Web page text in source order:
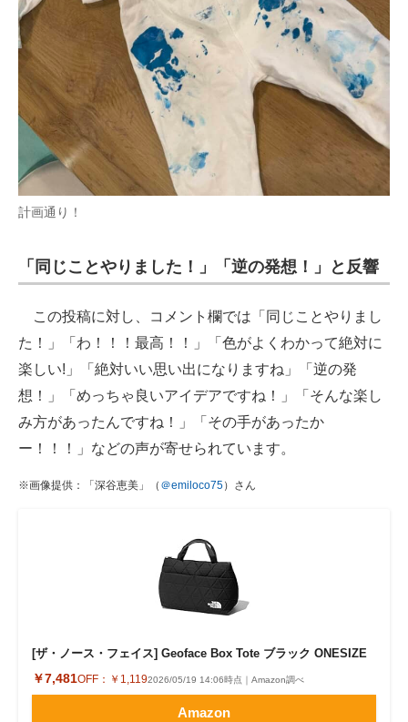
計画通り！
「同じことやりました！」「逆の発想！」と反響
この投稿に対し、コメント欄では「同じことやりまし
た！」「わ！！！最高！！」「色がよくわかって絶対に
楽しい!」「絶対いい思い出になりますね」「逆の発
想！」「めっちゃ良いアイデアですね！」「そんな楽し
み方があったんですね！」「その手があったか
ー！！！」などの声が寄せられています。
※画像提供：「深谷恵美」（ ＠emiloco75）さん
[ザ・ノース・フェイス] Geoface Box Tote ブラック ONESIZE
￥7,481OFF： ￥1,1192026/05/19 14:06時点｜Amazon調べ
Amazon